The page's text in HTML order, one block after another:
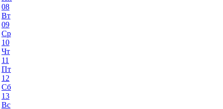
08
Вт
09
Ср
10
Чт
11
Пт
12
Сб
13
Вс